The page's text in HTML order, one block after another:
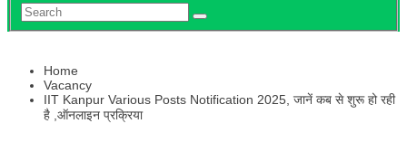
Home
Vacancy
IIT Kanpur Various Posts Notification 2025, जानें कब से शुरू हो रही
है ,ऑनलाइन प्रक्रिया